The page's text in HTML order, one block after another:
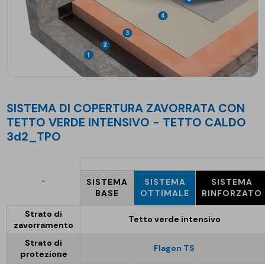
SISTEMA DI COPERTURA ZAVORRATA CON
TETTO VERDE INTENSIVO - TETTO CALDO
3d2_TPO
-
SISTEMA
BASE
SISTEMA
OTTIMALE
SISTEMA
RINFORZATO
Strato di
zavorramento
Tetto verde intensivo
Strato di
protezione
Flagon TS